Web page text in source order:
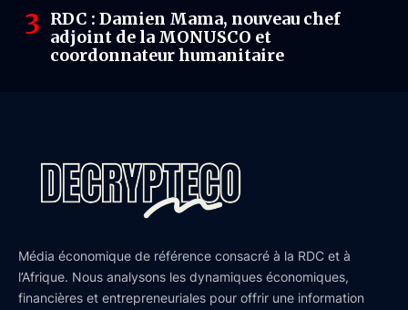
RDC : Damien Mama, nouveau chef
adjoint de la MONUSCO et
coordonnateur humanitaire
Média économique de référence consacré à la RDC et à
l’Afrique. Nous analysons les dynamiques économiques,
financières et entrepreneuriales pour offrir une information